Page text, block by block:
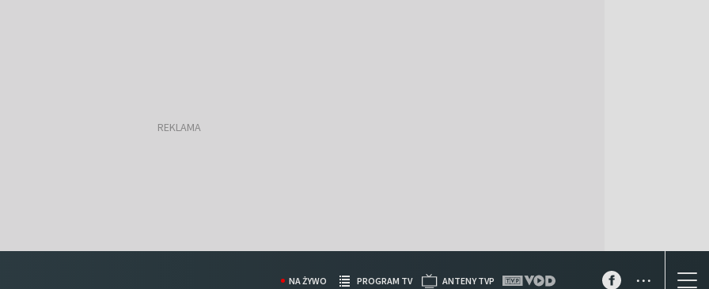
NA ŻYWO PROGRAM TV ANTENY TVP ...